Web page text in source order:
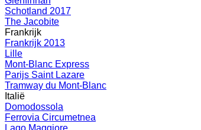
Schotland 2017
The Jacobite
Frankrijk
Frankrijk 2013
Lille
Mont-Blanc Express
Parijs Saint Lazare
Tramway du Mont-Blanc
Italië
Domodossola
Ferrovia Circumetnea
Lago Maggiore